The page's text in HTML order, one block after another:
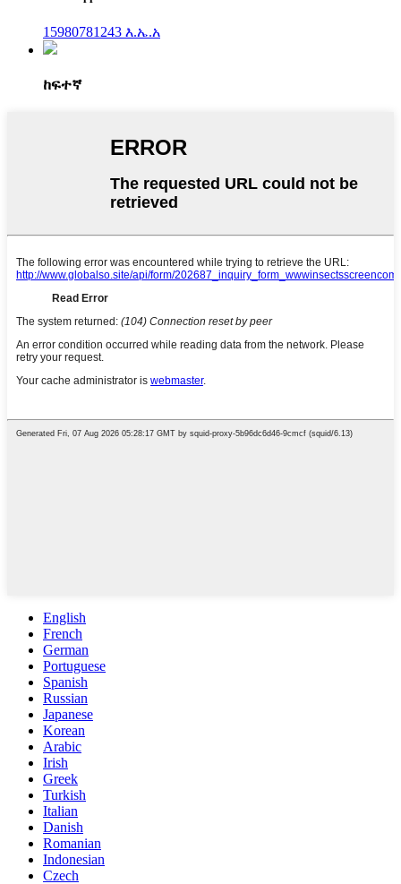
15980781243 እ.ኤ.አ
ከፍተኛ
English
French
German
Portuguese
Spanish
Russian
Japanese
Korean
Arabic
Irish
Greek
Turkish
Italian
Danish
Romanian
Indonesian
Czech